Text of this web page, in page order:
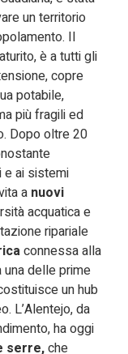
un territorio
Il
è a tutti gli
copre
potabile,
più fragili ed
Dopo oltre 20
e ai sistemi
a nuovi
acquatica e
ripariale
connessa alla
una delle prime
un hub
L’Alentejo, da
ha oggi
serre,che